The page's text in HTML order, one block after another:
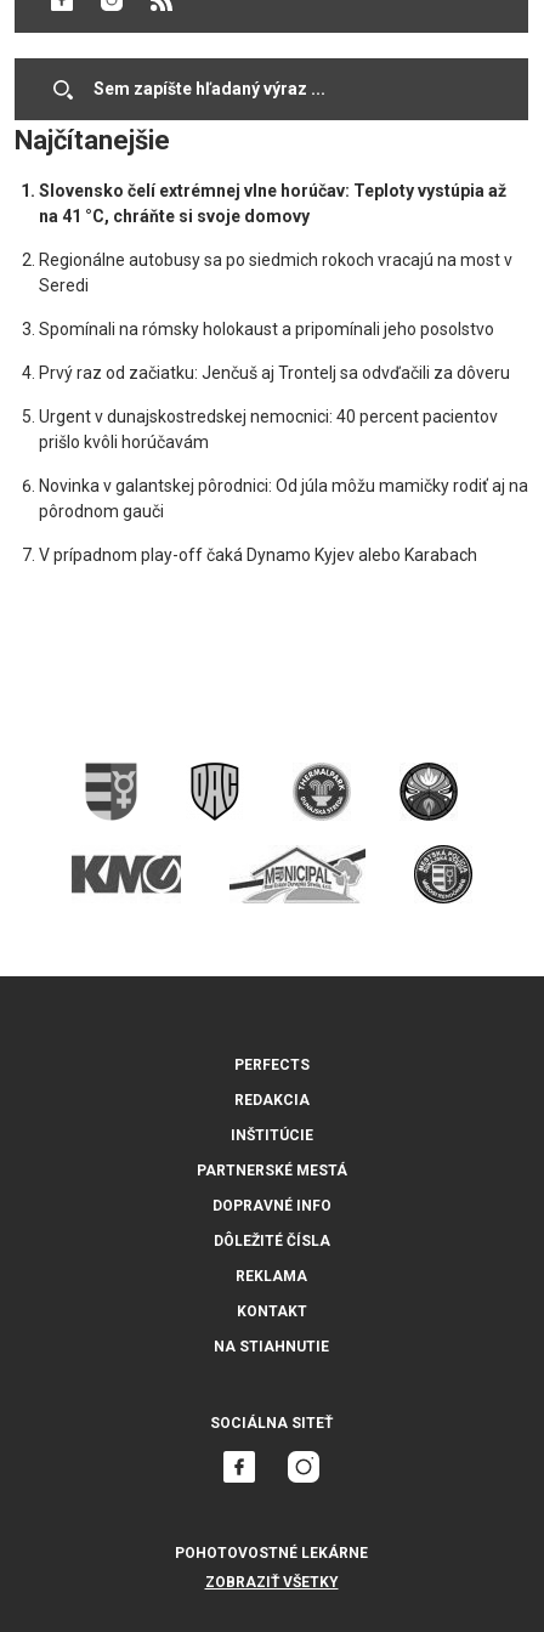
Cookies
Najčítanejšie
Slovensko čelí extrémnej vlne horúčav: Teploty vystúpia až
na 41 °C, chráňte si svoje domovy
Regionálne autobusy sa po siedmich rokoch vracajú na most v
Seredi
Spomínali na rómsky holokaust a pripomínali jeho posolstvo
Prvý raz od začiatku: Jenčuš aj Trontelj sa odvďačili za dôveru
Urgent v dunajskostredskej nemocnici: 40 percent pacientov
prišlo kvôli horúčavám
Novinka v galantskej pôrodnici: Od júla môžu mamičky rodiť aj na
pôrodnom gauči
V prípadnom play-off čaká Dynamo Kyjev alebo Karabach
PERFECTS
REDAKCIA
INŠTITÚCIE
PARTNERSKÉ MESTÁ
DOPRAVNÉ INFO
DÔLEŽITÉ ČÍSLA
REKLAMA
KONTAKT
NA STIAHNUTIE
SOCIÁLNA SITEŤ
POHOTOVOSTNÉ LEKÁRNE
ZOBRAZIŤ VŠETKY